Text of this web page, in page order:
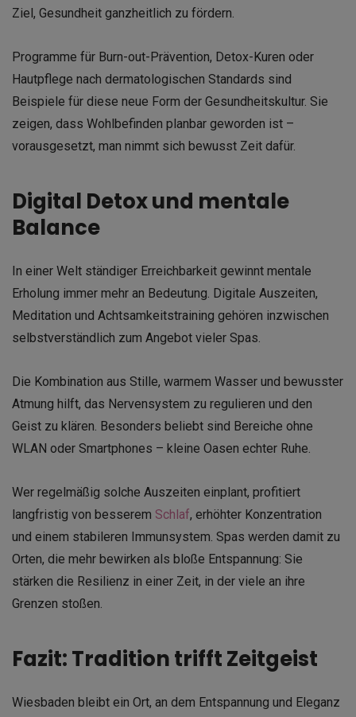
Ziel, Gesundheit ganzheitlich zu fördern.
Programme für Burn-out-Prävention, Detox-Kuren oder
Hautpflege nach dermatologischen Standards sind
Beispiele für diese neue Form der Gesundheitskultur. Sie
zeigen, dass Wohlbefinden planbar geworden ist –
vorausgesetzt, man nimmt sich bewusst Zeit dafür.
Digital Detox und mentale
Balance
In einer Welt ständiger Erreichbarkeit gewinnt mentale
Erholung immer mehr an Bedeutung. Digitale Auszeiten,
Meditation und Achtsamkeitstraining gehören inzwischen
selbstverständlich zum Angebot vieler Spas.
Die Kombination aus Stille, warmem Wasser und bewusster
Atmung hilft, das Nervensystem zu regulieren und den
Geist zu klären. Besonders beliebt sind Bereiche ohne
WLAN oder Smartphones – kleine Oasen echter Ruhe.
Wer regelmäßig solche Auszeiten einplant, profitiert
langfristig von besserem Schlaf, erhöhter Konzentration
und einem stabileren Immunsystem. Spas werden damit zu
Orten, die mehr bewirken als bloße Entspannung: Sie
stärken die Resilienz in einer Zeit, in der viele an ihre
Grenzen stoßen.
Fazit: Tradition trifft Zeitgeist
Wiesbaden bleibt ein Ort, an dem Entspannung und Eleganz